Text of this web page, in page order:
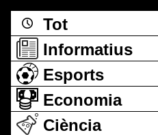
Tot
Informatius
Esports
Economia
Ciència